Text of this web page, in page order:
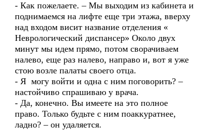
- Как пожелаете. – Мы выходим из кабинета и
поднимаемся на лифте еще три этажа, вверху
над входом висит название отделения «
Неврологический диспансер» Около двух
минут мы идем прямо, потом сворачиваем
налево, еще раз налево, направо и, вот я уже
стою возле палаты своего отца.
- Я могу войти и одна с ним поговорить? –
настойчиво спрашиваю у врача.
- Да, конечно. Вы имеете на это полное
право. Только будьте с ним поаккуратнее,
ладно? – он удаляется.